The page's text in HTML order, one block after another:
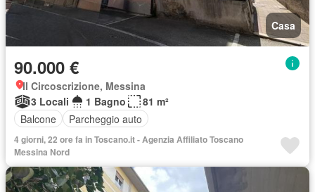
Casa
90.000 €
II Circoscrizione, Messina
3 Locali
1 Bagno
81 m²
Balcone
Parcheggio auto
4 giorni, 22 ore fa in Toscano.it - Agenzia Affiliato Toscano
Messina Nord